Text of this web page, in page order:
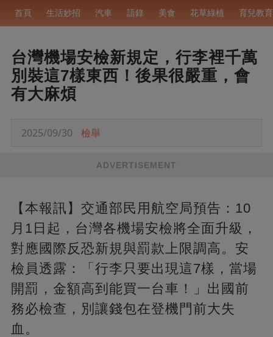
首頁 生活妙招 汽車 語錄 美食 花草綠植 育兒教育
台灣機場安檢新規定，行李裡千萬
別裝這7樣東西！後果很嚴重，會
有大麻煩
2025/09/30 檢舉
ADVERTISEMENT
【本報訊】交通部民用航空局預告：10
月1日起，台灣各機場安檢將全面升級，
對應國際反恐新規與罰款上限調高。安
檢員透露：「行李只要出現這7樣，當場
開罰，金額高到能買一台車！」出國前
務必檢查，別讓錢包在登機門前大失
血。